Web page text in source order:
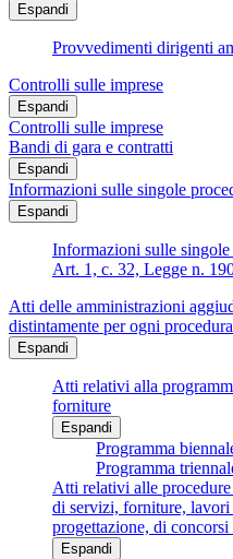
Espandi
Provvedimenti dirigenti
Controlli sulle imprese
Espandi
Controlli sulle imprese
Bandi di gara e contratti
Espandi
Informazioni sulle singole
Espandi
Informazioni sulle
Art. 1, c. 32, Legge n.
Atti delle amministrazioni
distintamente per ogni procedura
Espandi
Atti relativi alla
forniture
Espandi
Programma
Programma
Atti relativi alle
di servizi, forniture,
progettazione, di
Espandi